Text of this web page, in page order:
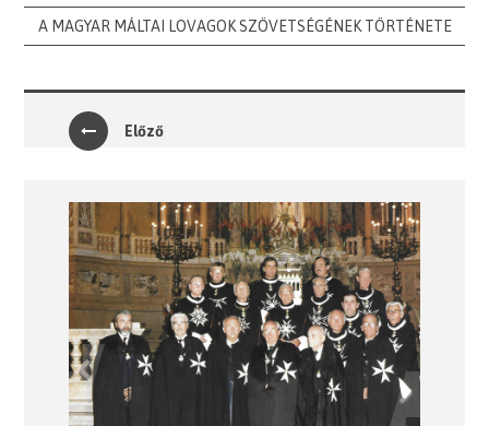
A MAGYAR MÁLTAI LOVAGOK SZÖVETSÉGÉNEK TÖRTÉNETE
Előző
Previous Next